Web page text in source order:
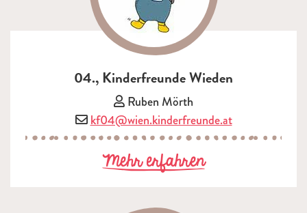
04., Kinderfreunde Wieden
Vorsitzende/r:
Ruben Mörth
E-Mail:
kf04@wien.kinderfreunde.at
Mehr erfahrenzu 04.,